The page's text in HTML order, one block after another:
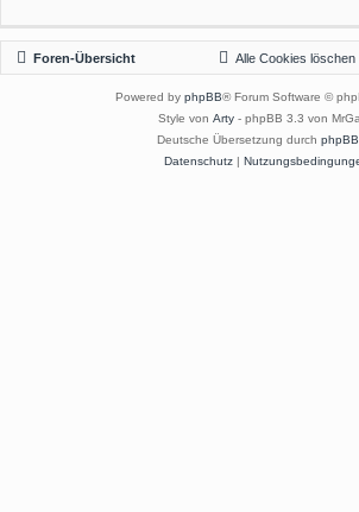
Foren-Übersicht Alle Cookies löschen
Powered by phpBB® Forum Software ©
Style von Arty - phpBB 3.3 von
Deutsche Übersetzung durch
Datenschutz|